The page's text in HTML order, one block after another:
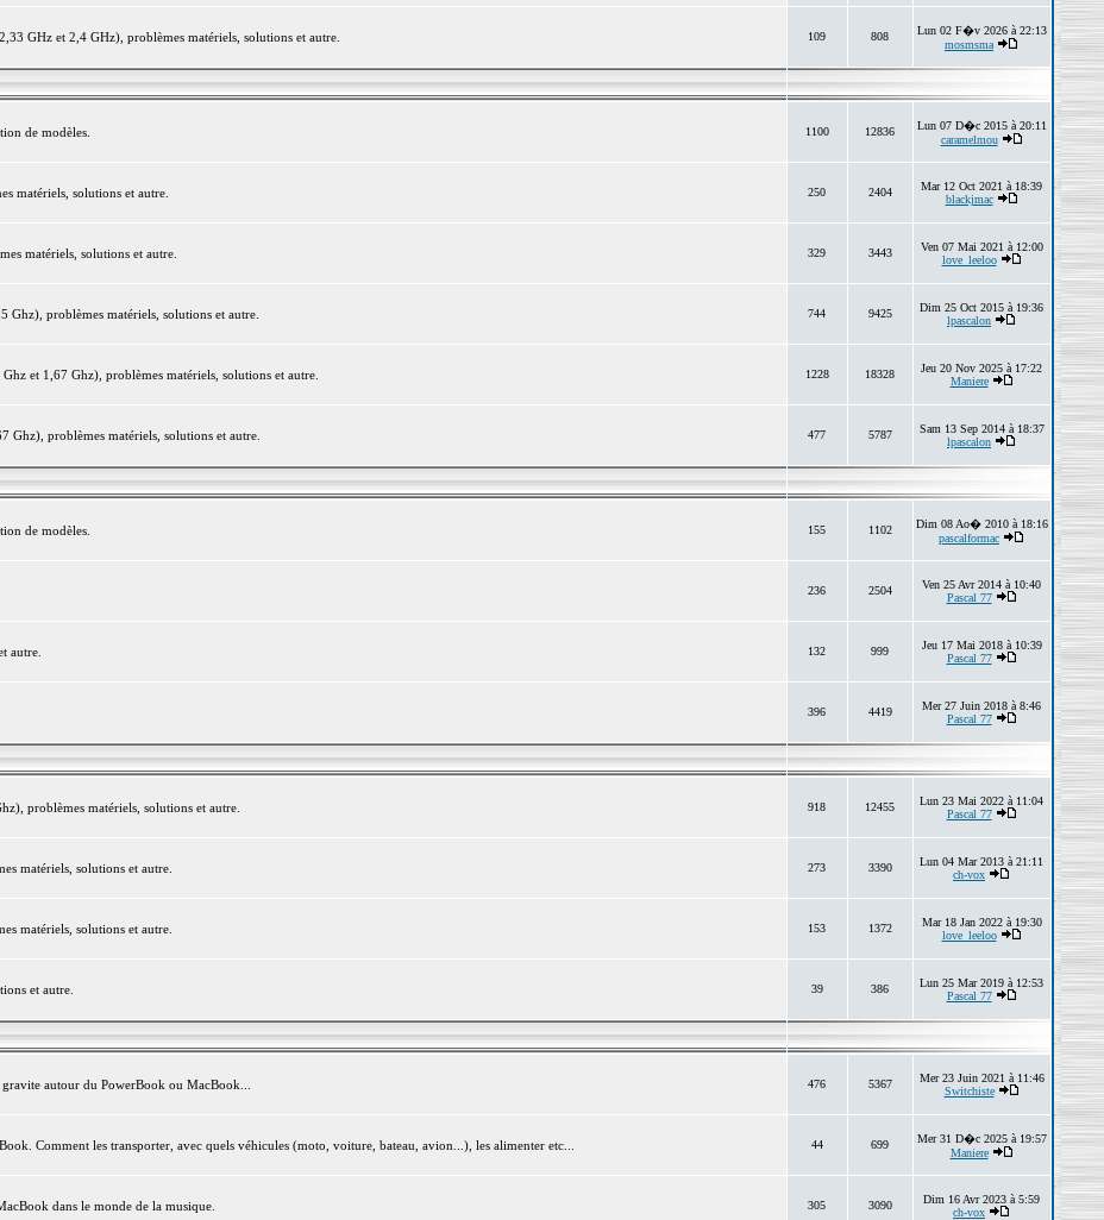
GHz et 2,4 GHz), problèmes matériels, solutions et autre. 109 808
Lun 02 F�v 2026 à 22:13
mosmsma
de modèles. 1100 12836
Lun 07 D�c 2015 à 20:11
caramelmou
matériels, solutions et autre. 250 2404
Mar 12 Oct 2021 à 18:39
blackjmac
matériels, solutions et autre. 329 3443
Ven 07 Mai 2021 à 12:00
love_leeloo
problèmes matériels, solutions et autre. 744 9425
Dim 25 Oct 2015 à 19:36
lpascalon
et 1,67 Ghz), problèmes matériels, solutions et autre. 1228 18328
Jeu 20 Nov 2025 à 17:22
Maniere
problèmes matériels, solutions et autre. 477 5787
Sam 13 Sep 2014 à 18:37
lpascalon
de modèles. 155 1102
Dim 08 Ao� 2010 à 18:16
pascalformac
236 2504
Ven 25 Avr 2014 à 10:40
Pascal 77
autre. 132 999
Jeu 17 Mai 2018 à 10:39
Pascal 77
396 4419
Mer 27 Juin 2018 à 8:46
Pascal 77
problèmes matériels, solutions et autre. 918 12455
Lun 23 Mai 2022 à 11:04
Pascal 77
matériels, solutions et autre. 273 3390
Lun 04 Mar 2013 à 21:11
ch-vox
matériels, solutions et autre. 153 1372
Mar 18 Jan 2022 à 19:30
love_leeloo
et autre. 39 386
Lun 25 Mar 2019 à 12:53
Pascal 77
autour du PowerBook ou MacBook... 476 5367
Mer 23 Juin 2021 à 11:46
Switchiste
Comment les transporter, avec quels véhicules (moto, voiture, bateau, avion...), les alimenter etc... 44 699
Mer 31 D�c 2025 à 19:57
Maniere
dans le monde de la musique. 305 3090
Dim 16 Avr 2023 à 5:59
ch-vox